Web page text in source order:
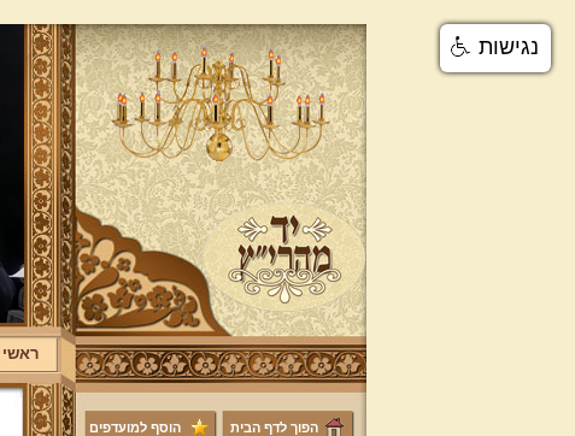
ראשי
הפוך לדף הבית הוסף למועדפים
נגישות